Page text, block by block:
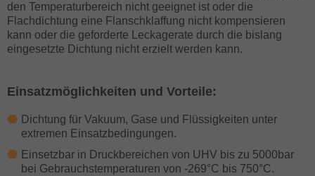
den Temperaturbereich nicht geeignet ist oder die
Flachdichtung eine Flanschklaffung nicht kompensieren
kann oder die geforderte Leckagerate durch die bislang
eingesetzte Dichtung nicht erzielt werden kann.
Einsatzmöglichkeiten und Vorteile:
Dichtung für Vakuum, Gase und Flüssigkeiten unter
extremen Einsatzbedingungen.
Einsetzbar in Druckbereichen von UHV bis zu 5000bar
bei Gebrauchstemperaturen von -269°C bis 750°C.